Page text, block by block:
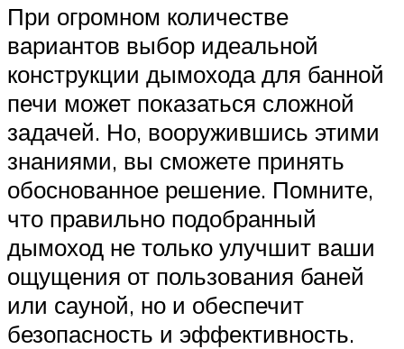
При огромном количестве
вариантов выбор идеальной
конструкции дымохода для банной
печи может показаться сложной
задачей. Но, вооружившись этими
знаниями, вы сможете принять
обоснованное решение. Помните,
что правильно подобранный
дымоход не только улучшит ваши
ощущения от пользования баней
или сауной, но и обеспечит
безопасность и эффективность.